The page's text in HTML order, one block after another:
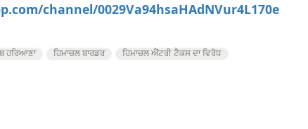
channel/0029Va94hsaHAdNVur4L170e
ਹਰਿਆਣਾ ਹਿਮਾਚਲ ਬਾਰਡਰ ਹਿਮਾਚਲ ਐਂਟਰੀ ਟੈਕਸ ਦਾ ਵਿਰੋਧ